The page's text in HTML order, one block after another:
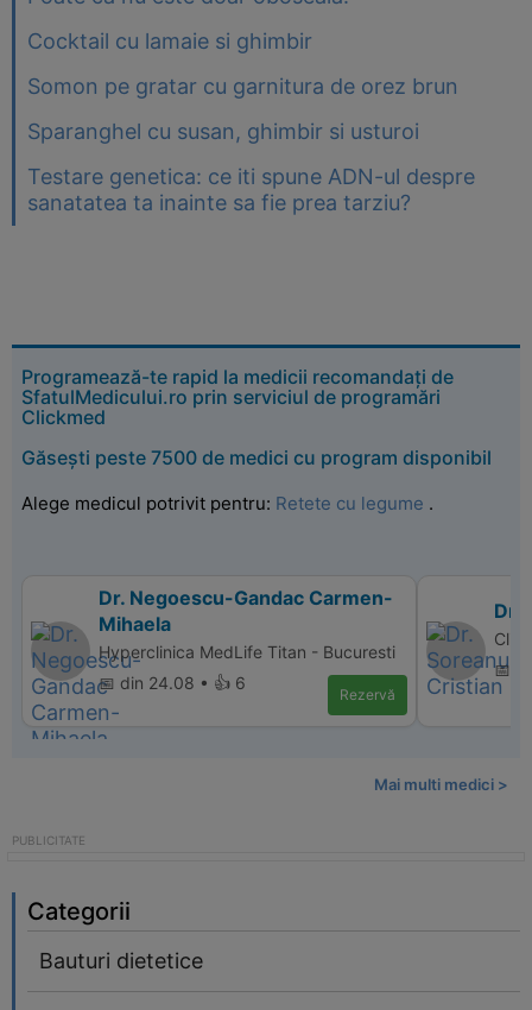
Cocktail cu lamaie si ghimbir
Somon pe gratar cu garnitura de orez brun
Sparanghel cu susan, ghimbir si usturoi
Testare genetica: ce iti spune ADN-ul despre
sanatatea ta inainte sa fie prea tarziu?
Programează-te rapid la medicii recomandați de
SfatulMedicului.ro prin serviciul de programări
Clickmed
Găsești peste 7500 de medici cu program disponibil
Alege medicul potrivit pentru: Retete cu legume .
Dr. Negoescu-Gandac Carmen-
Mihaela
Hyperclinica MedLife Titan - Bucuresti
📅 din 24.08 • 👍 6
Rezervă
Dr.
📅
Mai multi medici >
Categorii
Bauturi dietetice